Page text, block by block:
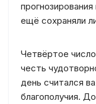
ещё сохраняли
Четвёртое
честь
день считался
благополучия.